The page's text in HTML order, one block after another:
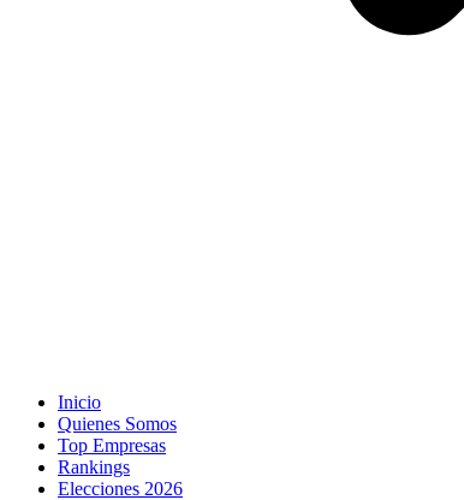
Inicio
Quienes Somos
Top Empresas
Rankings
Elecciones 2026